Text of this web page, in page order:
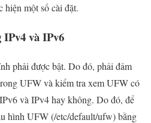
hiện một số cài đặt.
IPv4 và IPv6
phải được bật. Do đó, phải đảm
UFW và kiểm tra xem UFW có
và IPv4 hay không. Do đó, để
hình UFW (/etc/default/ufw) bằng